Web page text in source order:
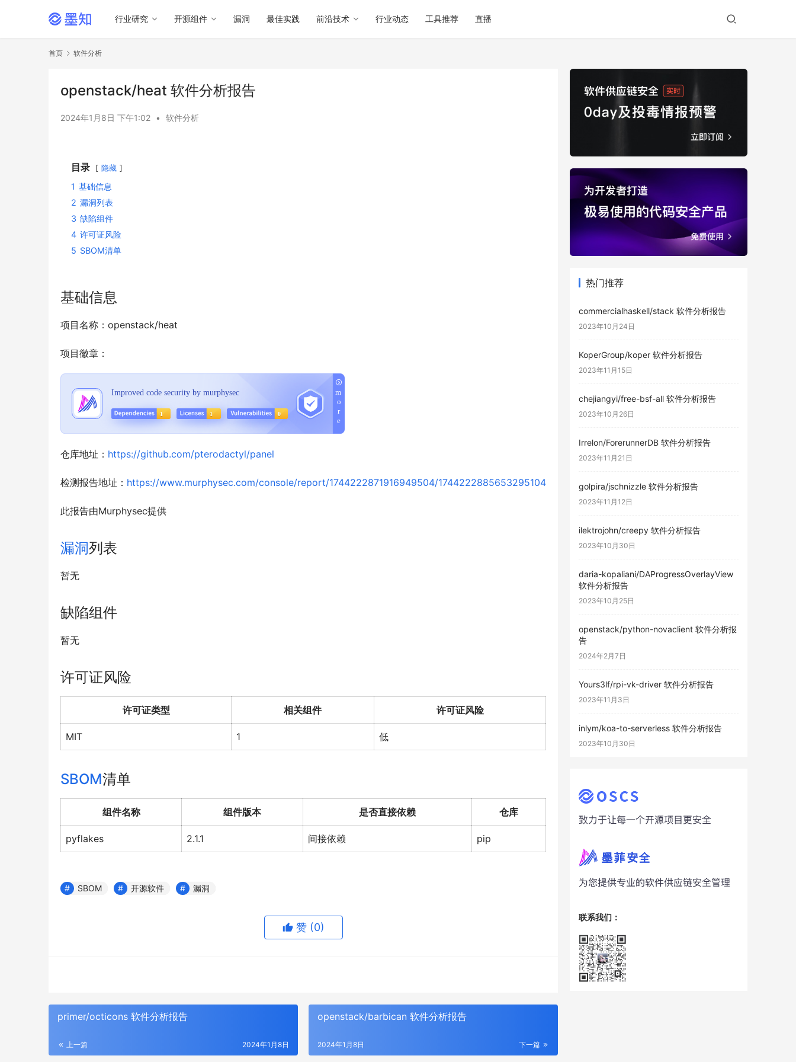
行业研究 开源组件 漏洞 最佳实践 前沿技术 行业动态 工具推荐 直播
首页 软件分析
openstack/heat 软件分析报告
2024年1月8日 下午1:02 • 软件分析
目录 隐藏
1 基础信息
2 漏洞列表
3 缺陷组件
4 许可证风险
5 SBOM清单
基础信息
项目名称：openstack/heat
项目徽章：
仓库地址： https://github.com/pterodactyl/panel
检测报告地址： https://www.murphysec.com/console/report/1744222871916949504/1744222885653295104
此报告由Murphysec提供
漏洞列表
暂无
缺陷组件
暂无
许可证风险
许可证类型 相关组件 许可证风险
MIT 1 低
SBOM清单
组件名称 组件版本 是否直接依赖 仓库
pyflakes 2.1.1 间接依赖 pip
SBOM 开源软件 漏洞
赞 (0)
primer/octicons 软件分析报告
上一篇 2024年1月8日
openstack/barbican 软件分析报告
下一篇
2024年1月8日
热门推荐
commercialhaskell/stack 软件分析报告
2023年10月24日
KoperGroup/koper 软件分析报告
2023年11月15日
chejiangyi/free-bsf-all 软件分析报告
2023年10月26日
Irrelon/ForerunnerDB 软件分析报告
2023年11月21日
golpira/jschnizzle 软件分析报告
2023年11月12日
ilektrojohn/creepy 软件分析报告
2023年10月30日
daria-kopaliani/DAProgressOverlayView
软件分析报告
2023年10月25日
openstack/python-novaclient 软件分析报
告
2024年2月7日
Yours3lf/rpi-vk-driver 软件分析报告
2023年11月3日
inlym/koa-to-serverless 软件分析报告
2023年10月30日
联系我们：